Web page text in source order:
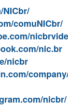
comuNICbr/
nic.br
nicbr
nicbr/